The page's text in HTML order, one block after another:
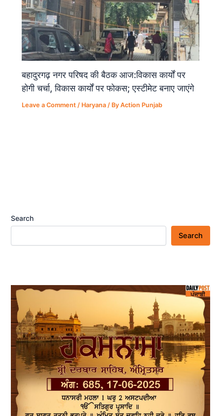
बहादुरगढ़ नगर परिषद की बैठक आज:विकास कार्यों पर
होगी चर्चा, विकास कार्यों पर फोकस; एस्टीमेट बनाए जाएंगे
Leave a Comment / Haryana / ByAction Punjab
Search
Search